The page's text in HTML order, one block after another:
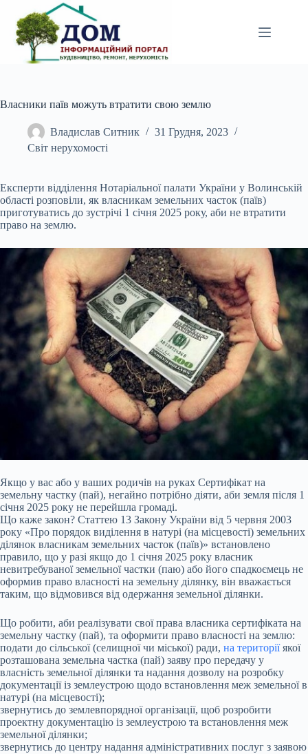
вмісту
Власники паїв можуть втратити свою землю
Владислав Ситник
31 Грудня, 2023
Світ нерухомості
Експерти відділення Нотаріальної палати України у Волинській
області розповіли, як власникам земельних часток (паїв)
приготуватись до зустрічі 1 січня 2025 року, аби не втратити
право на землю.
Якщо у вас або у ваших родичів на руках Сертифікат на
земельну частку (пай), негайно потрібно діяти, аби земля після 1
січня 2025 року не перейшла громаді.
Що каже закон? Статтею 13 Закону України від 5 червня 2003
року «Про порядок виділення в натурі (на місцевості) земельних
ділянок власникам земельних часток (паїв)» встановлено
правило, що у разі якщо до 1 січня 2025 року власник
невитребуваної земельної частки (паю) або його спадкоємець не
оформив право власності на земельну ділянку, він вважається
таким, що відмовився від одержання земельної ділянки.
Що робити, аби реалізувати свої права власника сертифіката на
земельну частку (пай), та оформити право власності на землю:
подати до сільської (селищної чи міської) ради, на територіїякої
розташована земельна частка (пай) заяву про передачу у
власність земельної ділянки та надання дозволу на розробку
документації із землеустрою щодо встановлення меж земельної в
натурі (на місцевості);
звернутись до землевпорядної організації, щоб розробити
проектну документацію із землеустрою та встановлення меж
земельної ділянки;
звернутись до центру надання адміністративних послуг з заявою